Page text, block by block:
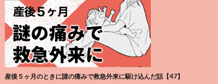
産後５ヶ月のときに謎の痛みで救急外来に駆け込んだ話【47】